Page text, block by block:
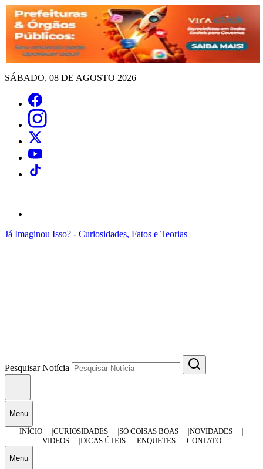
SÁBADO, 08 DE AGOSTO 2026
Já Imaginou Isso? - Curiosidades, Fatos e Teorias
Pesquisar Notícia
Menu
INÍCIO
CURIOSIDADES SÓ COISAS BOAS
NOVIDADES
VIDEOS
DICAS ÚTEIS ENQUETES CONTATO
Menu